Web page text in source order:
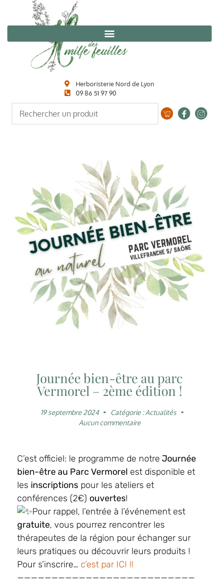
Herboristerie Nord de Lyon
09 86 51 97 90
Journée bien-être au parc
Vermorel – 2ème édition !
19 septembre 2024 Catégorie :Actualités
Aucun commentaire
C’est officiel: le programme de notre Journée
bien-être au Parc Vermorel est disponible et
les inscriptions pour les ateliers et
conférences (2€) ouvertes!
Pour rappel, l’entrée à l’événement est
gratuite, vous pourrez rencontrer les
thérapeutes de la région pour échanger sur
leurs pratiques ou découvrir leurs produits !
Pour s’inscrire… c’est par ICI !!
——————————————————————————